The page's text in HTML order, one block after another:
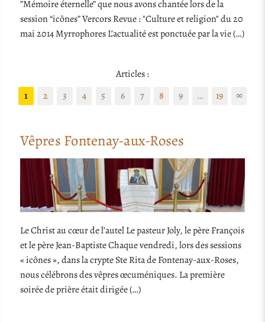
”Mémoire éternelle” que nous avons chantée lors de la
session “icônes” Vercors Revue : "Culture et religion" du 20
mai 2014 Myrrophores L’actualité est ponctuée par la vie (…)
Articles :
1
2 3 4 5 6 7 8 9 … 19 ∞
Vêpres Fontenay-aux-Roses
Le Christ au cœur de l’autel Le pasteur Joly, le père François
et le père Jean-Baptiste Chaque vendredi, lors des sessions
« icônes », dans la crypte Ste Rita de Fontenay-aux-Roses,
nous célébrons des vêpres œcuméniques. La première
soirée de prière était dirigée (…)